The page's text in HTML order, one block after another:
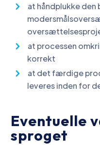
at håndplukke
at processen
korrekt
at det færdige
leveres inden for
Eventuelle
sproget